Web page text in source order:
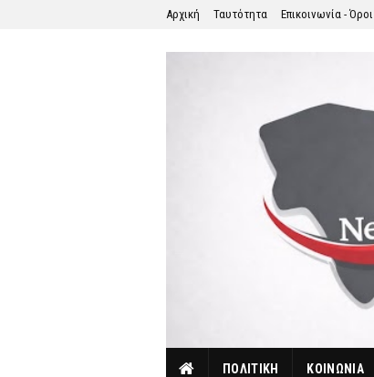
Αρχική Ταυτότητα Επικοινωνία -
ΠΟΛΙΤΙΚΗ ΚΟΙΝΩΝΙΑ